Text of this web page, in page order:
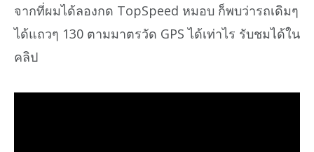
จากที่ผมได้ลองกด TopSpeed หมอบ ก็พบว่ารถเดิมๆ
ได้แถวๆ 130 ตามมาตรวัด GPS ได้เท่าไร รับชมได้ใน
คลิป